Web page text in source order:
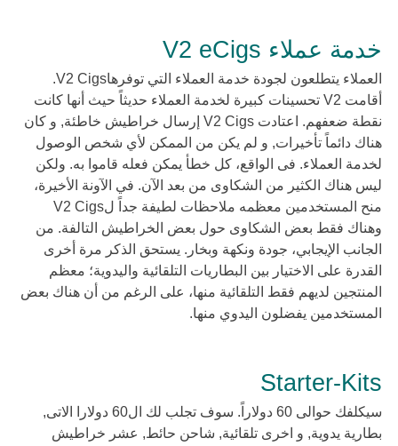
خدمة عملاء V2 eCigs
العملاء يتطلعون لجودة خدمة العملاء التي توفرهاV2 Cigs.
أقامت V2 تحسينات كبيرة لخدمة العملاء حديثاً حيث أنها كانت
نقطة ضعفهم. اعتادت V2 Cigs إرسال خراطيش خاطئة, و كان
هناك دائماً تأخيرات, و لم يكن من الممكن لأي شخص الوصول
لخدمة العملاء. فى الواقع، كل خطأ يمكن فعله قاموا به. ولكن
ليس هناك الكثير من الشكاوى من بعد الآن. في الآونة الأخيرة،
منح المستخدمين معظمه ملاحظات لطيفة جداً لV2 Cigs
وهناك فقط بعض الشكاوى حول بعض الخراطيش التالفة. من
الجانب الإيجابي، جودة ونكهة وبخار. يستحق الذكر مرة أخرى
القدرة على الاختيار بين البطاريات التلقائية واليدوية؛ معظم
المنتجين لديهم فقط التلقائية منها، على الرغم من أن هناك بعض
المستخدمين يفضلون اليدوي منها.
Starter-Kits
سيكلفك حوالى 60 دولاراً. سوف تجلب لك ال60 دولارا الاتى,
بطارية يدوية, و اخرى تلقائية, شاحن حائط, عشر خراطيش